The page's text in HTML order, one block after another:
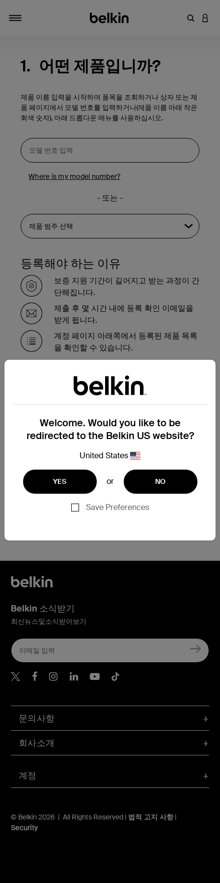
키워드
1. 어떤 제품입니까?
제품 이름 입력을 시작하여 품목을 조회하거나 상자 또는 제
품 페이지에서 모델 번호를 입력하거나(제품 이름 아래 작은
회색 숫자), 아래 드롭다운 메뉴를 사용하십시오.
Where is my model number?
- 또는 -
등록해야 하는 이유
보증 지원 기간이 길어지고 받는 과정이 간
단해집니다.
제출 후 몇 시간 내에 등록 확인 이메일을
받게 됩니다.
계정 페이지 아래쪽에서 등록된 제품 목록
을 확인할 수 있습니다.
보증 기간 내에 제품을 교체해
야 하는 경우
저희 지원팀에서 곧 연락하여 다음 단계를 안
내해 드리겠습니다.
보증 교환 요청 제출
등록에 도움이 필요한 경우 지금 여기를 클릭
Welcome. Would you like to be
redirected to the Belkin US website?
United States
YES or NO
Save Preferences
계정
문의사항
회사소개
© Belkin 2026 | All Rights Reserved | 법적 고지 사항|
Security
Belkin 소식받기
최신뉴스및소식받아보기
Belkin Twitter